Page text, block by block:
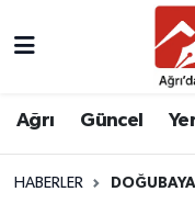
Ağrı Güncel
HABERLER
Hava Durumu